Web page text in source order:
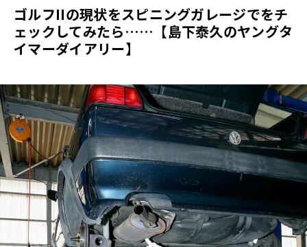
ゴルフIIの現状をスピニングガレージでをチ
ェックしてみたら……【島下泰久のヤングタ
イマーダイアリー】